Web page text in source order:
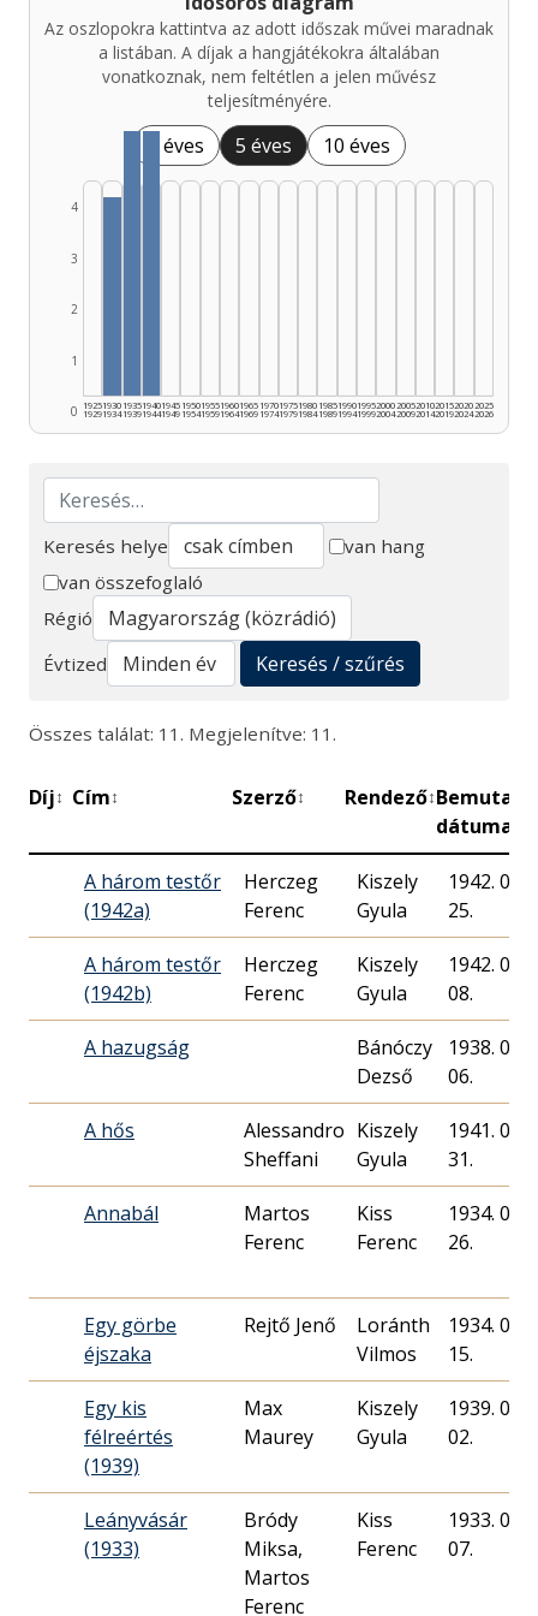
Az oszlopokra kattintva az adott időszak művei maradnak
a listában. A díjak a hangjátékokra általában
vonatkoznak, nem feltétlen a jelen művész
teljesítményére.
1 éves 5 éves 10 éves
0
1
2
3
4
1925
1929
1930
1934
1935
1939
1940
1944
1945
1949
1950
1954
1955
1959
1960
1964
1965
1969
1970
1974
1975
1979
1980
1984
1985
1989
1990
1994
1995
1999
2000
2004
2005
2009
2010
2014
2015
2019
2020
2024
2025
2026
Keresés
Keresés helye
van hang
van összefoglaló
Régió
Évtized
Keresés / szűrés
Összes találat: 11. Megjelenítve: 11.
Díj↕ Cím↕ Szerző↕ Rendező↕Bemutató
dátuma
A három testőr
(1942a)
Herczeg
Ferenc
Kiszely
Gyula
1942. 05.
25.
A három testőr
(1942b)
Herczeg
Ferenc
Kiszely
Gyula
1942. 07.
08.
A hazugság
Bánóczy
Dezső
1938. 08.
06.
A hős
Alessandro
Sheffani
Kiszely
Gyula
1941. 08.
31.
Annabál
Martos
Ferenc
Kiss
Ferenc
1934. 07.
26.
Egy görbe
éjszaka
Rejtő Jenő
Loránth
Vilmos
1934. 08.
15.
Egy kis
félreértés
(1939)
Max
Maurey
Kiszely
Gyula
1939. 08.
02.
Leányvásár
(1933)
Bródy
Miksa,
Martos
Ferenc
Kiss
Ferenc
1933. 01.
07.